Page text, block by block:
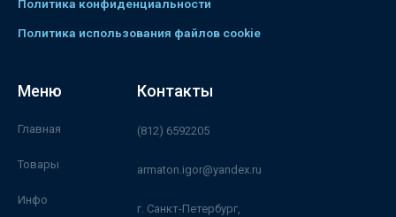
Политика конфиденциальности
Политика использования файлов cookie
Меню
Главная
Товары
Инфо
Контакты
(812) 6592205
armaton.igor@yandex.ru
г. Санкт-Петербург,